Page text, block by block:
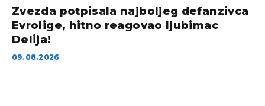
Zvezda potpisala najboljeg defanzivca
Evrolige, hitno reagovao ljubimac
Delija!
09.08.2026